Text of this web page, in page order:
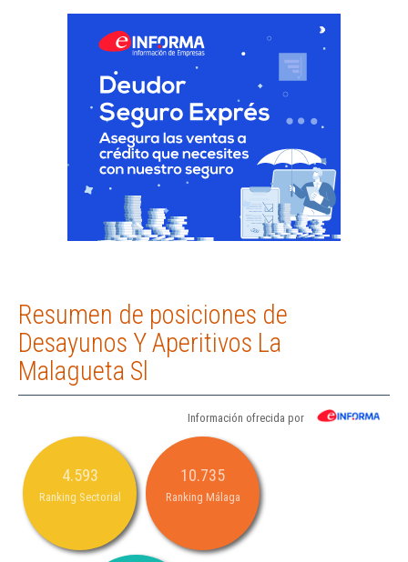
Resumen de posiciones de
Desayunos Y Aperitivos La
Malagueta Sl
Información ofrecida por
4.593
Ranking Sectorial
10.735
Ranking Málaga